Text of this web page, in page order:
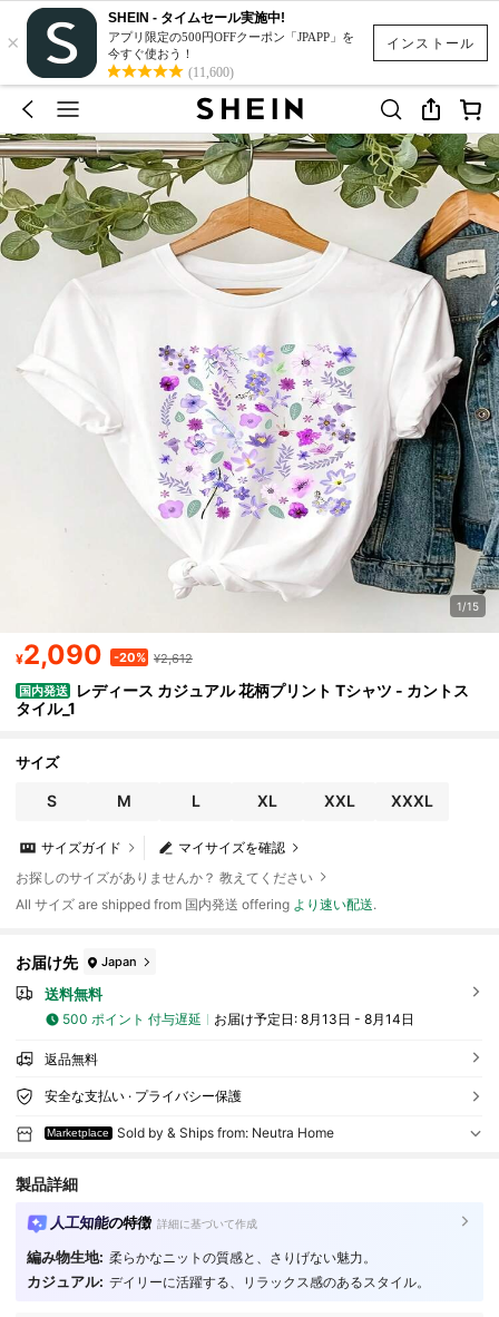
インストール
×
SHEIN - タイムセール実施中!
アプリ限定の500円OFFクーポン「JPAPP」を
今すぐ使おう！
(11,600)
1/15
¥2,090 -20% ¥2,612
国内発送
レディース カジュアル 花柄プリント Tシャツ - カントス
タイル_1
サイズ
S M L XL XXL XXXL
マイサイズを確認
サイズガイド
お探しのサイズがありませんか？ 教えてください
All サイズ are shipped from 国内発送 offering より速い配送.
お届け先 Japan
送料無料
500 ポイント 付与遅延 お届け予定日: 8月13日 - 8月14日
返品無料
安全な支払い · プライバシー保護
Marketplace Sold by & Ships from: Neutra Home
製品詳細
人工知能の特徴 詳細に基づいて作成
編み物生地: 柔らかなニットの質感と、さりげない魅力。
カジュアル: デイリーに活躍する、リラックス感のあるスタイル。
4.68 11 フォロワー